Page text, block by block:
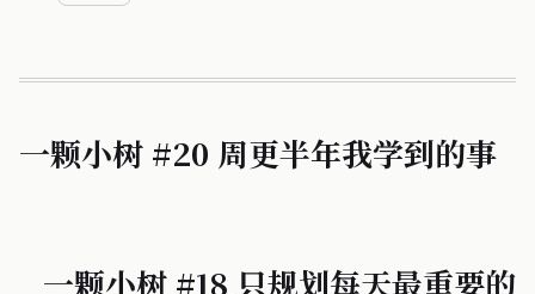
一颗小树 #20 周更半年我学到的事
一颗小树 #18 只规划每天最重要的